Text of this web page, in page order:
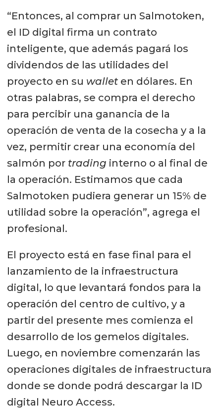
“Entonces, al comprar un Salmotoken,
el ID digital firma un contrato
inteligente, que además pagará los
dividendos de las utilidades del
proyecto en su walleten dólares. En
otras palabras, se compra el derecho
para percibir una ganancia de la
operación de venta de la cosecha y a la
vez, permitir crear una economía del
salmón por trading interno o al final de
la operación. Estimamos que cada
Salmotoken pudiera generar un 15% de
utilidad sobre la operación”, agrega el
profesional.
El proyecto está en fase final para el
lanzamiento de la infraestructura
digital, lo que levantará fondos para la
operación del centro de cultivo, y a
partir del presente mes comienza el
desarrollo de los gemelos digitales.
Luego, en noviembre comenzarán las
operaciones digitales de infraestructura
donde se donde podrá descargar la ID
digital Neuro Access.